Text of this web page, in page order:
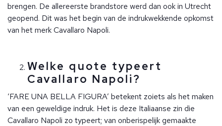
brengen. De allereerste brandstore werd dan ook in Utrecht
geopend. Dit was het begin van de indrukwekkende opkomst
van het merk Cavallaro Napoli.
Welke quote typeert
Cavallaro Napoli?
‘FARE UNA BELLA FIGURA’ betekent zoiets als het maken
van een geweldige indruk. Het is deze Italiaanse zin die
Cavallaro Napoli zo typeert; van onberispelijk gemaakte